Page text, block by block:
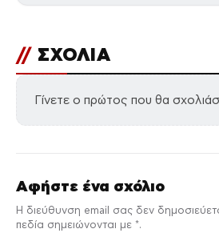
// ΣΧΟΛΙΑ
Γίνετε ο πρώτος που θα
Αφήστε ένα σχόλιο
Η διεύθυνση email σας δεν
πεδία σημειώνονται με *.